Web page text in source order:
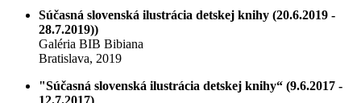
Súčasná slovenská ilustrácia detskej knihy (20.6.2019 -
28.7.2019))
Galéria BIB Bibiana
Bratislava, 2019
"Súčasná slovenská ilustrácia detskej knihy“ (9.6.2017 -